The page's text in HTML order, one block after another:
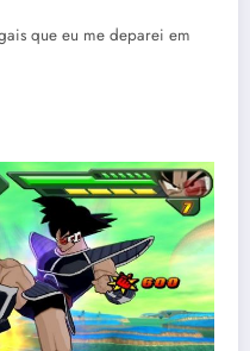
que eu me deparei em